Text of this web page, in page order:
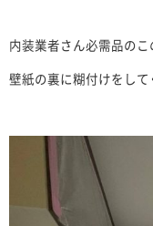
内装業者さん必需品のこ
壁紙の裏に糊付けをして